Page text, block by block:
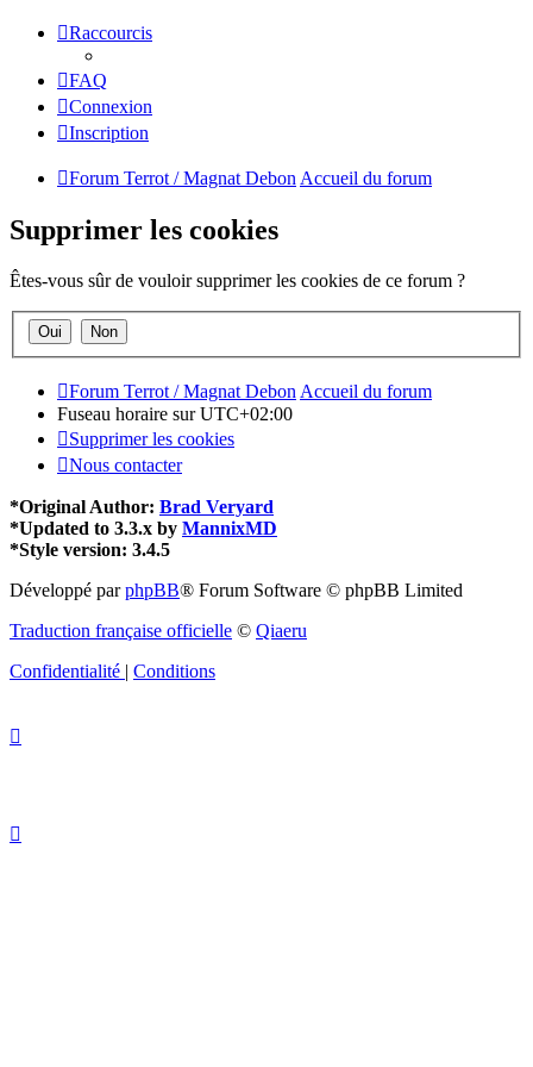
Raccourcis
FAQ
Connexion
Inscription
Forum Terrot / Magnat Debon Accueil du forum
Supprimer les cookies
Êtes-vous sûr de vouloir supprimer les cookies de ce forum ?
Forum Terrot / Magnat DebonAccueil du forum
Fuseau horaire surUTC+02:00
Supprimer les cookies
Nous contacter
*Original Author: Brad Veryard
*Updated to 3.3.x by MannixMD
*Style version: 3.4.5
Développé parphpBB® Forum Software © phpBB Limited
Traduction française officielle © Qiaeru
Confidentialité | Conditions